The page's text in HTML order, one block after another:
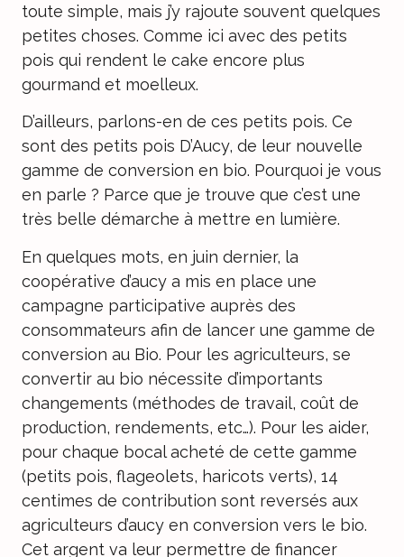
toute simple, mais j’y rajoute souvent quelques
petites choses. Comme ici avec des petits
pois qui rendent le cake encore plus
gourmand et moelleux.
D’ailleurs, parlons-en de ces petits pois. Ce
sont des petits pois D’Aucy, de leur nouvelle
gamme de conversion en bio. Pourquoi je vous
en parle ? Parce que je trouve que c’est une
très belle démarche à mettre en lumière.
En quelques mots, en juin dernier, la
coopérative d’aucy a mis en place une
campagne participative auprès des
consommateurs afin de lancer une gamme de
conversion au Bio. Pour les agriculteurs, se
convertir au bio nécessite d’importants
changements (méthodes de travail, coût de
production, rendements, etc…). Pour les aider,
pour chaque bocal acheté de cette gamme
(petits pois, flageolets, haricots verts), 14
centimes de contribution sont reversés aux
agriculteurs d’aucy en conversion vers le bio.
Cet argent va leur permettre de financer